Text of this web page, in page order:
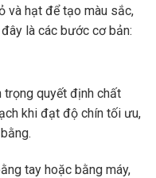
và hạt để tạo màu sắc,
là các bước cơ bản:
trọng quyết định chất
khi đạt độ chín tối ưu,
tay hoặc bằng máy,